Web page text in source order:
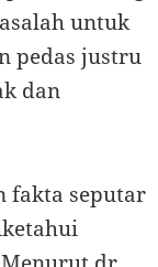
untuk
pedas justru
dan
fakta seputar